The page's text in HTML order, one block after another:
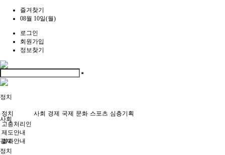
즐겨찾기
08월 10일(월)
로그인
회원가입
정보찾기
정치
사회
경제
정치 사회 경제 국제 문화 스포츠 심층기획
고충처리인
제도안내
결과안내
정치